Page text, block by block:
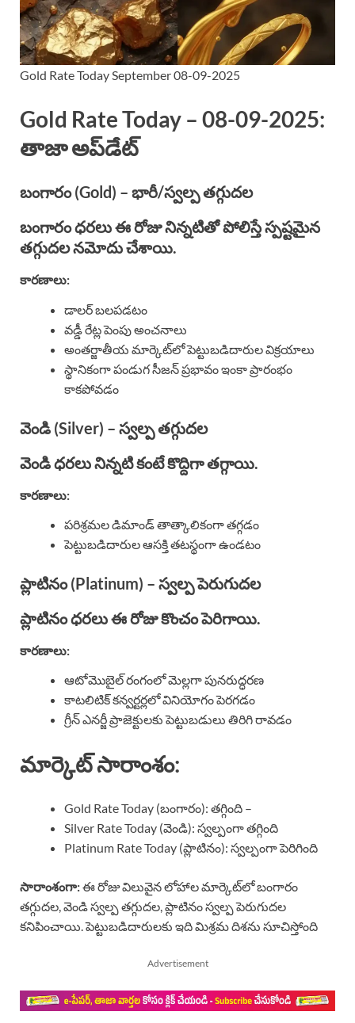
Gold Rate Today September 08-09-2025
Gold Rate Today – 08-09-2025:
తాజా అప్‌డేట్
బంగారం (Gold) – భారీ/స్వల్ప తగ్గుదల
బంగారం ధరలు ఈ రోజు నిన్నటితో పోలిస్తే స్పష్టమైన
తగ్గుదల నమోదు చేశాయి.
కారణాలు:
డాలర్ బలపడటం
వడ్డీ రేట్ల పెంపు అంచనాలు
అంతర్జాతీయ మార్కెట్‌లో పెట్టుబడిదారుల విక్రయాలు
స్థానికంగా పండుగ సీజన్ ప్రభావం ఇంకా ప్రారంభం
కాకపోవడం
వెండి (Silver) – స్వల్ప తగ్గుదల
వెండి ధరలు నిన్నటి కంటే కొద్దిగా తగ్గాయి.
కారణాలు:
పరిశ్రమల డిమాండ్ తాత్కాలికంగా తగ్గడం
పెట్టుబడిదారుల ఆసక్తి తటస్థంగా ఉండటం
ప్లాటినం (Platinum) – స్వల్ప పెరుగుదల
ప్లాటినం ధరలు ఈ రోజు కొంచం పెరిగాయి.
కారణాలు:
ఆటోమొబైల్ రంగంలో మెల్లగా పునరుద్ధరణ
కాటలిటిక్ కన్వర్టర్లలో వినియోగం పెరగడం
గ్రీన్ ఎనర్జీ ప్రాజెక్టులకు పెట్టుబడులు తిరిగి రావడం
మార్కెట్ సారాంశం:
Gold Rate Today (బంగారం): తగ్గింది –
Silver Rate Today (వెండి): స్వల్పంగా తగ్గింది
Platinum Rate Today (ప్లాటినం): స్వల్పంగా పెరిగింది
సారాంశంగా:ఈ రోజు విలువైన లోహాల మార్కెట్‌లో బంగారం
తగ్గుదల, వెండి స్వల్ప తగ్గుదల, ప్లాటినం స్వల్ప పెరుగుదల
కనిపించాయి. పెట్టుబడిదారులకు ఇది మిశ్రమ దిశను సూచిస్తోంది
Advertisement